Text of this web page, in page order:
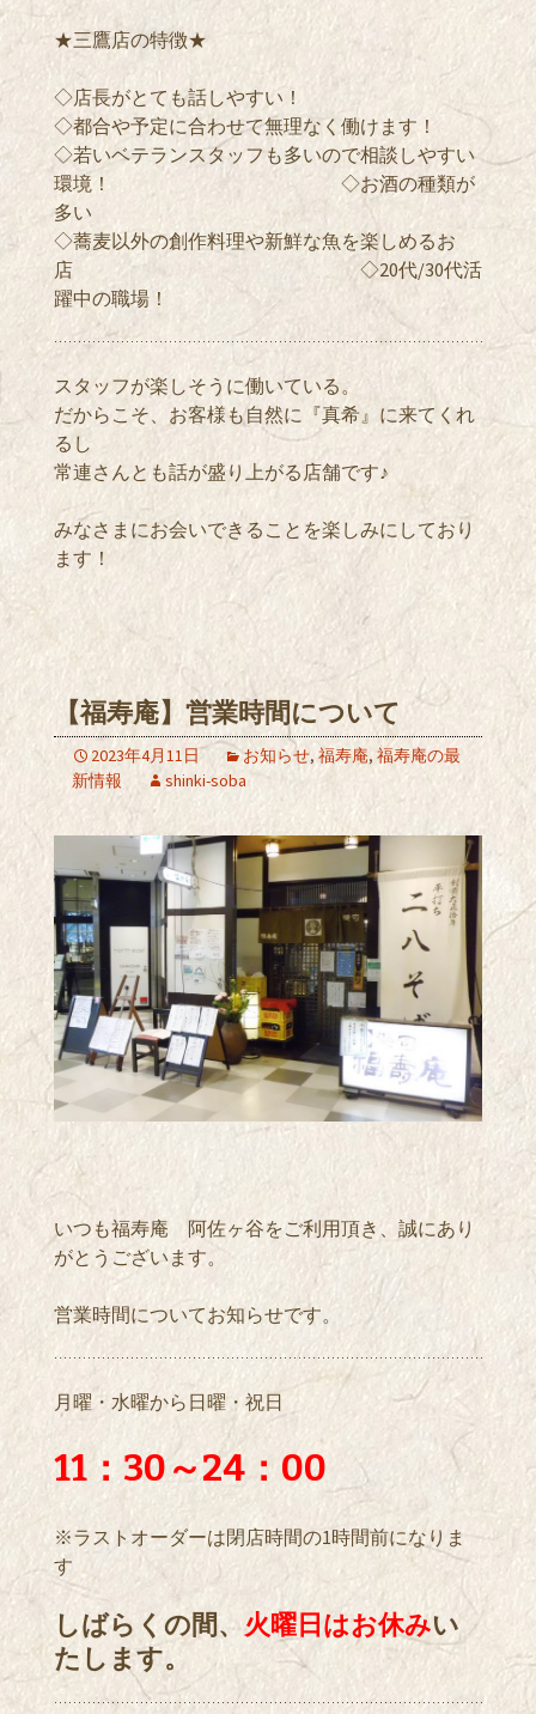
★三鷹店の特徴★
◇店長がとても話しやすい！
◇都合や予定に合わせて無理なく働けます！
◇若いベテランスタッフも多いので相談しやすい
環境！ ◇お酒の種類が
多い
◇蕎麦以外の創作料理や新鮮な魚を楽しめるお
店 ◇20代/30代活
躍中の職場！
スタッフが楽しそうに働いている。
だからこそ、お客様も自然に『真希』に来てくれ
るし
常連さんとも話が盛り上がる店舗です♪
みなさまにお会いできることを楽しみにしており
ます！
【福寿庵】営業時間について
2023年4月11日 お知らせ, 福寿庵, 福寿庵の最
新情報
shinki-soba
いつも福寿庵 阿佐ヶ谷をご利用頂き、誠にあり
がとうございます。
営業時間についてお知らせです。
月曜・水曜から日曜・祝日
11：30～24：00
※ラストオーダーは閉店時間の1時間前になりま
す
しばらくの間、火曜日はお休みい
たします。